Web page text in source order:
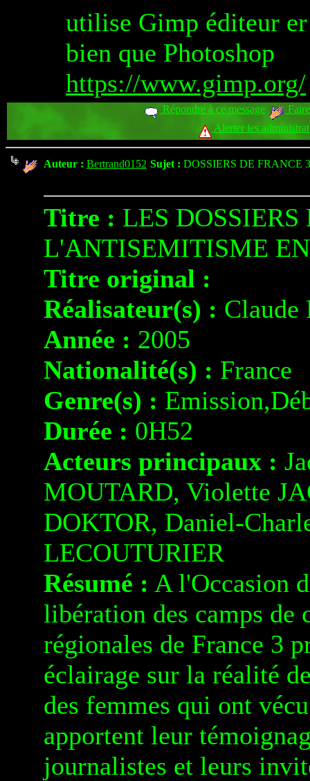
utilise Gimp éditeur
bien que Photoshop
https://www.gimp.org/
Répondre à ce message
Alerter les
Auteur : Bertrand0152 Sujet : DOSSIERS DE FRANCE
Titre : LES
L'ANTISEMITISME
Titre original :
Réalisateur(s) :
Année : 2005
Nationalité(s) : France
Genre(s) :
Durée : 0H52
Acteurs principaux :
MOUTARD, Violette
DOKTOR, Daniel-
LECOUTURIER
Résumé : A l'Occasion
libération des camps de
régionales de France 3
éclairage sur la réalité
des femmes qui ont
apportent leur
journalistes et leurs